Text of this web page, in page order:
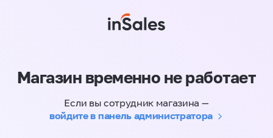
Магазин временно не работает
Если вы сотрудник магазина —
войдите в панель администратора